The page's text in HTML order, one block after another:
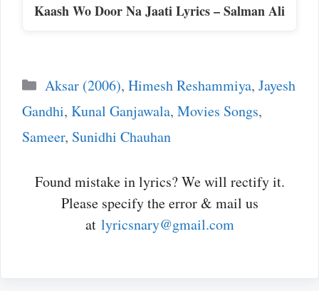
Kaash Wo Door Na Jaati Lyrics – Salman Ali
Categories
Aksar (2006), Himesh Reshammiya, Jayesh
Gandhi, Kunal Ganjawala, Movies Songs,
Sameer, Sunidhi Chauhan
Found mistake in lyrics? We will rectify it.
Please specify the error & mail us
at lyricsnary@gmail.com